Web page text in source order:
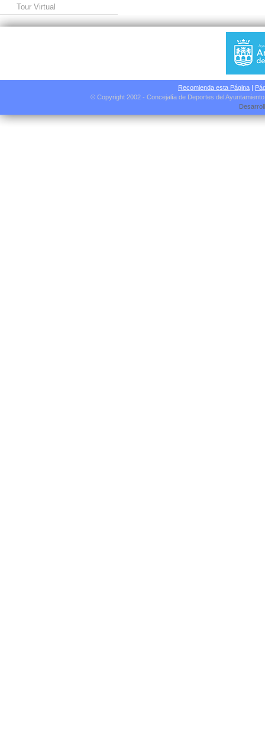
Tour Virtual
Recomienda esta Página |
© Copyright 2002 - Concejalía de Deportes del